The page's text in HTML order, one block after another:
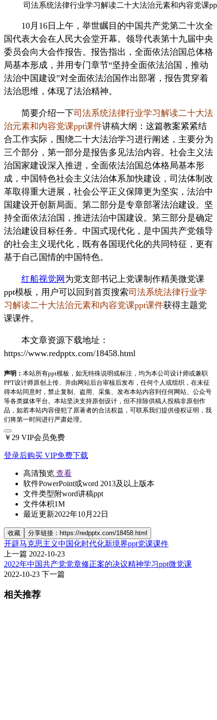
司法系统法律行业学习解读二十大法治元素和内容党课
10月16日上午，举世瞩目的中国共产党第二十次全
国代表大会在人民大会堂开幕。领导代表第十九届中央
委员会向大会作报告。报告指出，全面依法治国总体格
局基本形成，并用专门章节“坚持全面依法治国，推动
法治中国建设”对全面依法治国作出部署，报告贯穿着
法治思维，体现了法治精神。
简要介绍一下司法系统法律行业学习解读二十大法
治元素和内容党课ppt课件讲稿大纲：这篇教案紧紧结
合工作实际，围绕二十大法治学习进行阐述，主要分为
三个部分，第一部分是报告多见法治内容。社会主义法
治国家建设深入推进，全面依法治国总体格局基本形
成，中国特色社会主义法治体系加快建设，司法体制改
革取得重大进展，社会公平正义保障更为坚实，法治中
国建设开创新局面。第二部分是专章部署法治建设。坚
持全面依法治国，推进法治中国建设。第三部分是确定
法治建设目标任务。中国式现代化，是中国共产党领导
的社会主义现代化，既有各国现代化的共同特征，更有
基于自己国情的中国特色。
红船视觉网 为党支部书记上党课制作精美微党课
ppt模板，用户可以回到首页搜索司法系统法律行业学
习解读二十大法治元素和内容党课ppt课件获得主题党
课课件。
本文章资源下载地址：
https://www.redpptx.com/18458.html
声明： 本站所有ppt模板，如无特殊说明或标注，均为本公司设计师或兼职
PPT设计师原创上传、并由网站后台审核后发布，任何个人或组织，在未征
得本站同意时，禁止复制、盗用、采集、发布本站内容到任何网站、公众号
等各类媒体平台。本站坚决支持原创设计，但不排除供稿人投稿非原创作
品，如若本站内容侵犯了原著者的合法权益，可联系我们提供侵权证明，我
们将第一时间进行严肃处理。
￥29 VIP会员免费
登录后购买 VIP免费下载
高清预览 查看
软件PowerPoint或word 2013及以上版本
文件类型附word讲稿ppt
文件体积1M
最近更新2022年10月22日
收藏 分享链接：https://redpptx.com/18458.html
开辟马克思主义中国化时代化新境界ppt党课课件
上一篇 2022-10-23
2022年中国共产党党章修正案的决议精神学习ppt微党课
2022-10-23 下一篇
相关推荐